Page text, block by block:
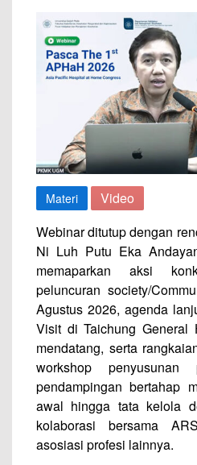
Materi
Video
Webinar ditutup dengan
Ni Luh Putu Eka
memaparkan aksi
peluncuran society/
Agustus 2026, agenda
Visit di Taichung
mendatang, serta
workshop
pendampingan bertahap
awal hingga tata kelola
kolaborasi bersama
asosiasi profesi lainnya.